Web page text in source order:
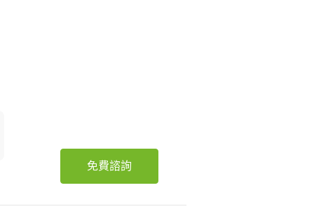
免費諮詢